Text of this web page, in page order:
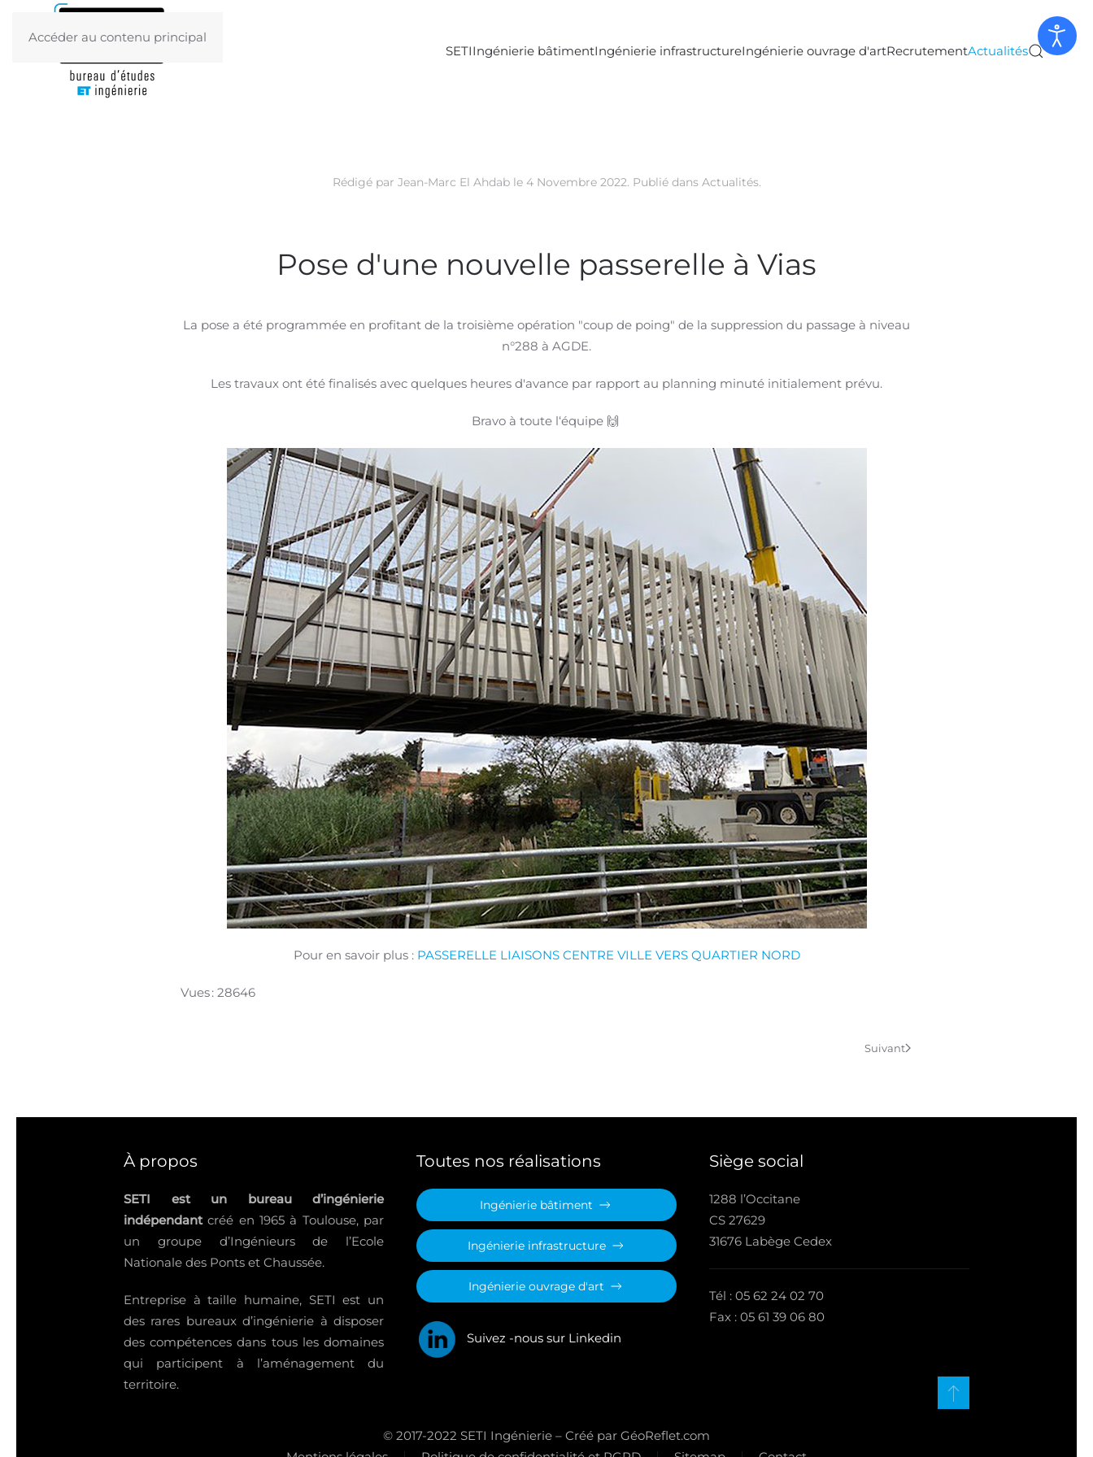
Accéder au contenu principal
SETIIngénierie bâtimentIngénierie infrastructureIngénierie ouvrage d'artRecrutementActualités
Rédigé par Jean-Marc El Ahdab le 4 Novembre 2022. Publié dans Actualités.
Pose d'une nouvelle passerelle à Vias
La pose a été programmée en profitant de la troisième opération "coup de poing" de la suppression du passage à niveau
n°288 à AGDE.
Les travaux ont été finalisés avec quelques heures d'avance par rapport au planning minuté initialement prévu.
Bravo à toute l‘équipe 🙌
Pour en savoir plus : PASSERELLE LIAISONS CENTRE VILLE VERS QUARTIER NORD
Vues : 28646
Suivant
À propos
SETI est un bureau d’ingénierie
indépendantcréé en 1965 à Toulouse, par
un groupe d’Ingénieurs de l’Ecole
Nationale des Ponts et Chaussée.
Entreprise à taille humaine, SETI est un
des rares bureaux d’ingénierie à disposer
des compétences dans tous les domaines
qui participent à l’aménagement du
territoire.
Toutes nos réalisations
Ingénierie bâtiment
Ingénierie infrastructure
Ingénierie ouvrage d'art
Suivez -nous sur Linkedin
Siège social
1288 l’Occitane
CS 27629
31676 Labège Cedex
Tél : 05 62 24 02 70
Fax : 05 61 39 06 80
© 2017-2022 SETI Ingénierie – Créé par GéoReflet.com